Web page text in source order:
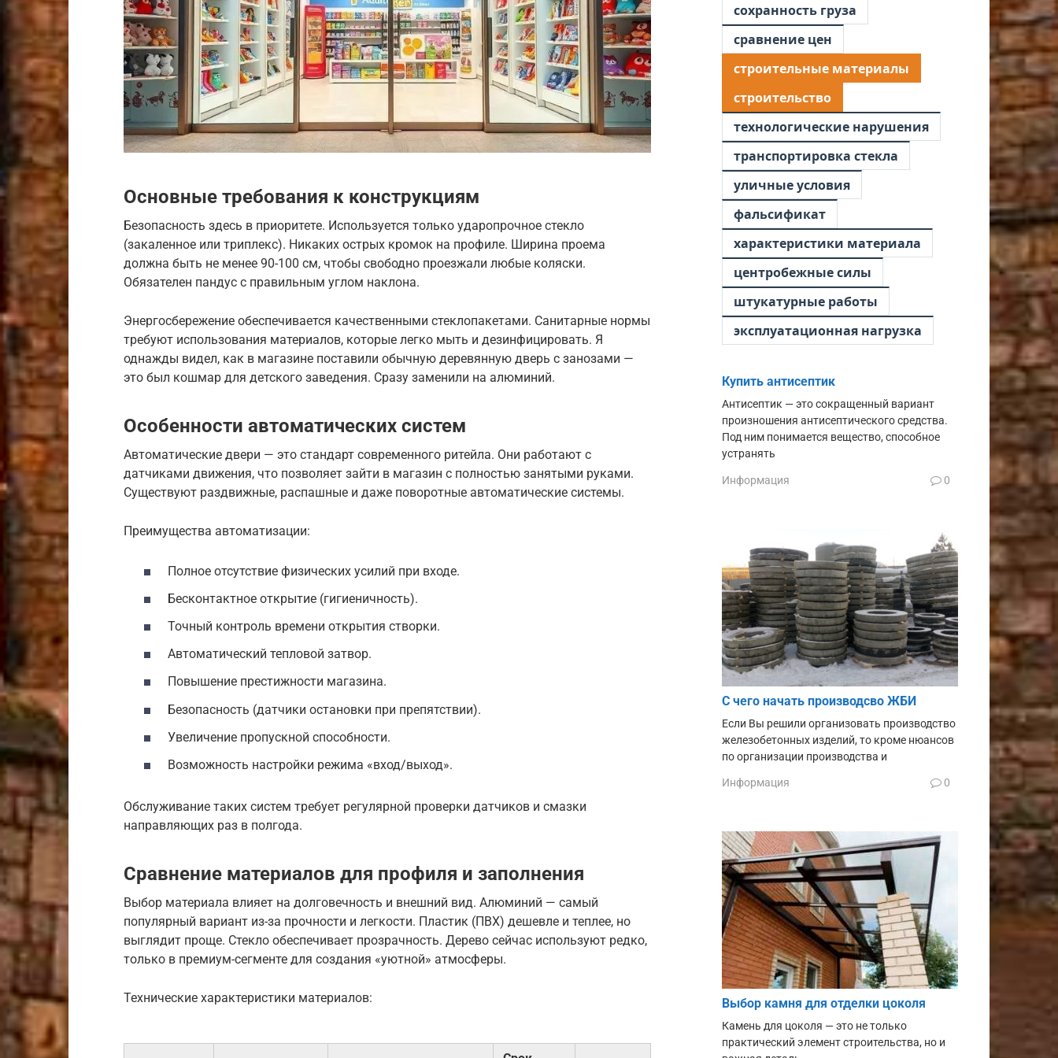
Основные требования к конструкциям
Безопасность здесь в приоритете. Используется только ударопрочное стекло
(закаленное или триплекс). Никаких острых кромок на профиле. Ширина проема
должна быть не менее 90-100 см, чтобы свободно проезжали любые коляски.
Обязателен пандус с правильным углом наклона.
Энергосбережение обеспечивается качественными стеклопакетами. Санитарные нормы
требуют использования материалов, которые легко мыть и дезинфицировать. Я
однажды видел, как в магазине поставили обычную деревянную дверь с занозами —
это был кошмар для детского заведения. Сразу заменили на алюминий.
Особенности автоматических систем
Автоматические двери — это стандарт современного ритейла. Они работают с
датчиками движения, что позволяет зайти в магазин с полностью занятыми руками.
Существуют раздвижные, распашные и даже поворотные автоматические системы.
Преимущества автоматизации:
Полное отсутствие физических усилий при входе.
Бесконтактное открытие (гигиеничность).
Точный контроль времени открытия створки.
Автоматический тепловой затвор.
Повышение престижности магазина.
Безопасность (датчики остановки при препятствии).
Увеличение пропускной способности.
Возможность настройки режима «вход/выход».
Обслуживание таких систем требует регулярной проверки датчиков и смазки
направляющих раз в полгода.
Сравнение материалов для профиля и заполнения
Выбор материала влияет на долговечность и внешний вид. Алюминий — самый
популярный вариант из-за прочности и легкости. Пластик (ПВХ) дешевле и теплее, но
выглядит проще. Стекло обеспечивает прозрачность. Дерево сейчас используют редко,
только в премиум-сегменте для создания «уютной» атмосферы.
Технические характеристики материалов:
сохранность груза
сравнение цен
строительные материалы
строительство
технологические нарушения
транспортировка стекла
уличные условия
фальсификат
характеристики материала
центробежные силы
штукатурные работы
эксплуатационная нагрузка
Купить антисептик
Антисептик — это сокращенный вариант
произношения антисептического средства.
Под ним понимается вещество, способное
устранять
Информация 0
С чего начать производсво ЖБИ
Если Вы решили организовать производство
железобетонных изделий, то кроме нюансов
по организации производства и
Информация 0
Выбор камня для отделки цоколя
Камень для цоколя — это не только
практический элемент строительства, но и